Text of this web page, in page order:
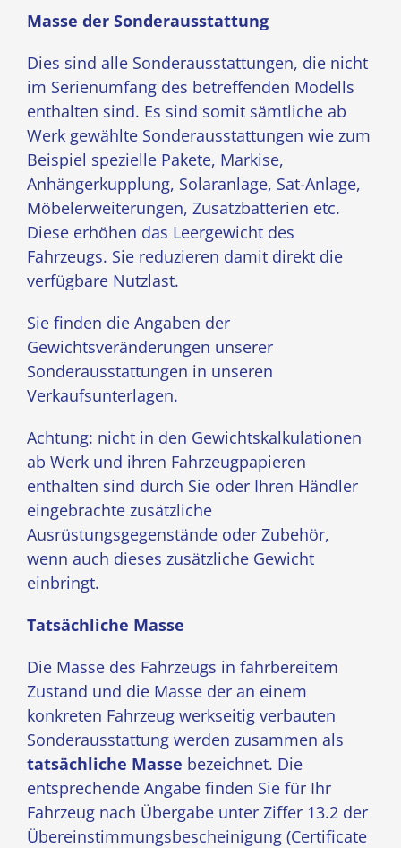
Masse der Sonderausstattung
Dies sind alle Sonderausstattungen, die nicht
im Serienumfang des betreffenden Modells
enthalten sind. Es sind somit sämtliche ab
Werk gewählte Sonderausstattungen wie zum
Beispiel spezielle Pakete, Markise,
Anhängerkupplung, Solaranlage, Sat-Anlage,
Möbelerweiterungen, Zusatzbatterien etc.
Diese erhöhen das Leergewicht des
Fahrzeugs. Sie reduzieren damit direkt die
verfügbare Nutzlast.
Sie finden die Angaben der
Gewichtsveränderungen unserer
Sonderausstattungen in unseren
Verkaufsunterlagen.
Achtung: nicht in den Gewichtskalkulationen
ab Werk und ihren Fahrzeugpapieren
enthalten sind durch Sie oder Ihren Händler
eingebrachte zusätzliche
Ausrüstungsgegenstände oder Zubehör,
wenn auch dieses zusätzliche Gewicht
einbringt.
Tatsächliche Masse
Die Masse des Fahrzeugs in fahrbereitem
Zustand und die Masse der an einem
konkreten Fahrzeug werkseitig verbauten
Sonderausstattung werden zusammen als
tatsächliche Masse bezeichnet. Die
entsprechende Angabe finden Sie für Ihr
Fahrzeug nach Übergabe unter Ziffer 13.2 der
Übereinstimmungsbescheinigung (Certificate